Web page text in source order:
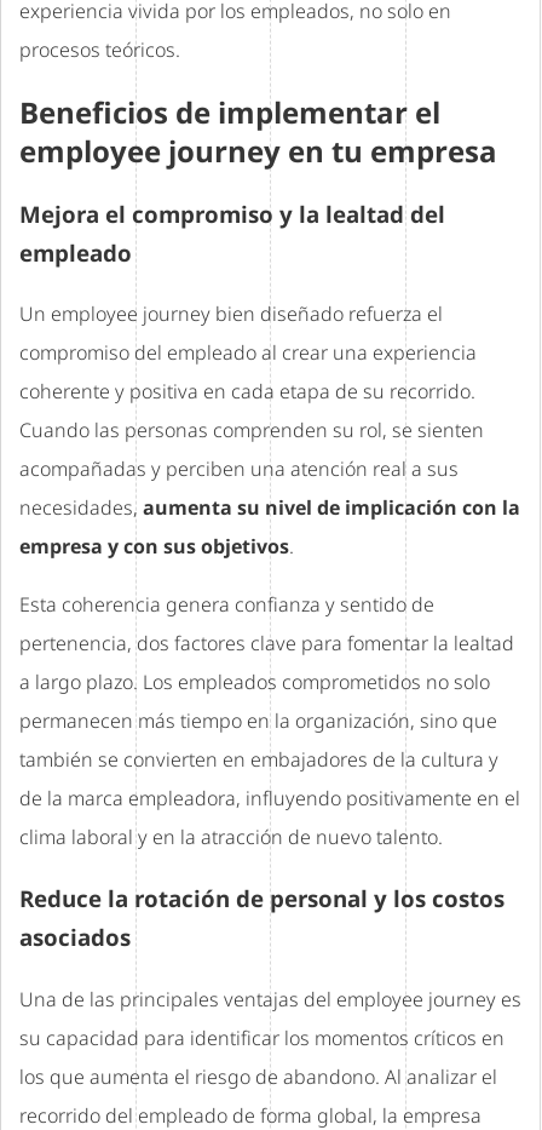
experiencia vivida por los empleados, no solo en
procesos teóricos.
Beneficios de implementar el
employee journey en tu empresa
Mejora el compromiso y la lealtad del
empleado
Un employee journey bien diseñado refuerza el
compromiso del empleado al crear una experiencia
coherente y positiva en cada etapa de su recorrido.
Cuando las personas comprenden su rol, se sienten
acompañadas y perciben una atención real a sus
necesidades, aumenta su nivel de implicación con la
empresa y con sus objetivos.
Esta coherencia genera confianza y sentido de
pertenencia, dos factores clave para fomentar la lealtad
a largo plazo. Los empleados comprometidos no solo
permanecen más tiempo en la organización, sino que
también se convierten en embajadores de la cultura y
de la marca empleadora, influyendo positivamente en el
clima laboral y en la atracción de nuevo talento.
Reduce la rotación de personal y los costos
asociados
Una de las principales ventajas del employee journey es
su capacidad para identificar los momentos críticos en
los que aumenta el riesgo de abandono. Al analizar el
recorrido del empleado de forma global, la empresa